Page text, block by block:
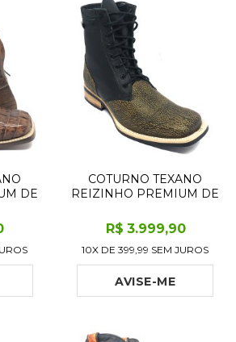
DE
COTURNO TEXANO
REIZINHO PREMIUM DE
BÚFALO AFRICANO
BLACK COGNAC - CANO
CURTO, BICO
QUADRADO - SOLADO X-
FLEX ARTESANAL
R$ 3.999,90
10X DE399,99 SEM JUROS
AVISE-ME